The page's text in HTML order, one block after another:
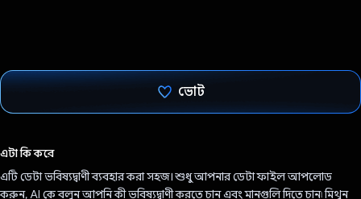
ভোট
এটা কি করে
এটি ডেটা ভবিষ্যদ্বাণী ব্যবহার করা সহজ। শুধু আপনার ডেটা ফাইল আপলোড
করুন, AI কে বলুন আপনি কী ভবিষ্যদ্বাণী করতে চান এবং মানগুলি দিতে চান৷ মিথুন